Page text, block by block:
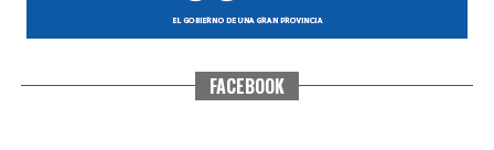
SEXTA CORRIDA DE LAS FIESTAS COLOMBINAS
FACEBOOK